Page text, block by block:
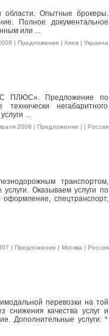
области. Опытные брокеры.
Полное документальное
или ...
| Предложение | Киев | Украина
ПЛЮС». Предложение по
технически негабаритного
...
2008 | Предложение | | Россия
транспортом,
услуги. Оказываем услуги по
спецтранспорт,
| Предложение | Москва | Россия
перевозки на той
снижения качества услуг и
Дополнительные услуги: *